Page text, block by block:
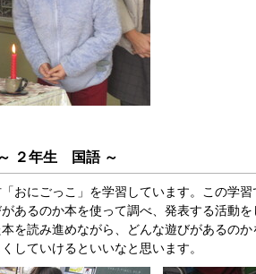
２年生 国語 ～
おにごっこ」を学習しています。この学
あるのか本を使って調べ、発表する活動
を読み進めながら、どんな遊びがあるの
していけるといいなと思います。